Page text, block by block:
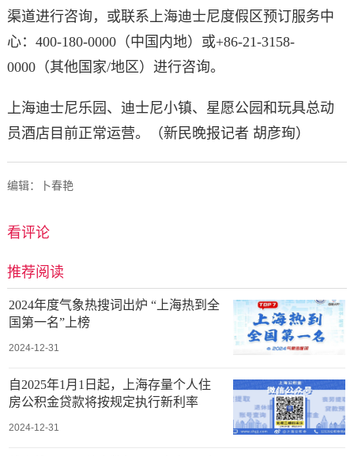
渠道进行咨询，或联系上海迪士尼度假区预订服务中
心：400-180-0000（中国内地）或+86-21-3158-
0000（其他国家/地区）进行咨询。
上海迪士尼乐园、迪士尼小镇、星愿公园和玩具总动
员酒店目前正常运营。（新民晚报记者 胡彦珣）
编辑：卜春艳
看评论
推荐阅读
2024年度气象热搜词出炉 “上海热到全
国第一名”上榜
2024-12-31
自2025年1月1日起，上海存量个人住
房公积金贷款将按规定执行新利率
2024-12-31